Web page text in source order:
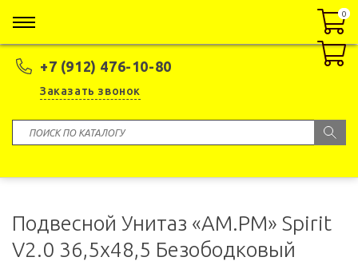
+7 (912) 476-10-80
Заказать звонок
0
0
Подвесной Унитаз «AM.PM» Spirit
V2.0 36,5x48,5 Безободковый